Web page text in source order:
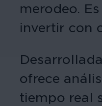
merodeo.
invertir con
ofrece
tiempo real